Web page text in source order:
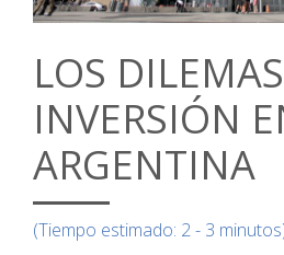
LOS
INVERSIÓN
ARGENTINA
(Tiempo estimado: 2 - 3